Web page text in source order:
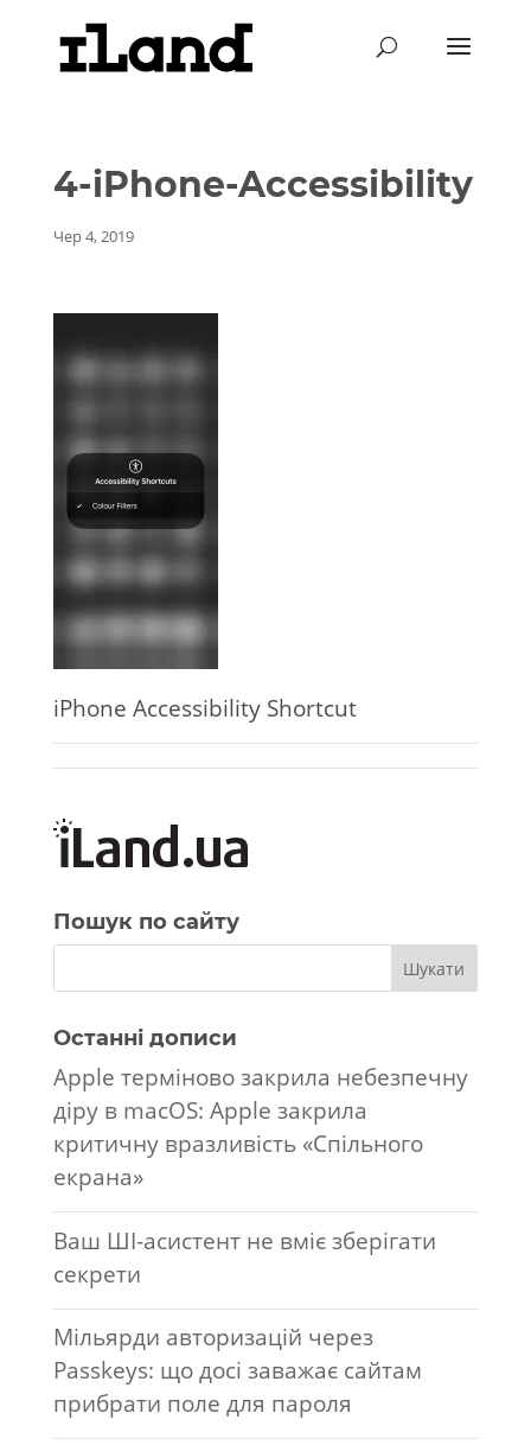
4-iPhone-Accessibility
Чер 4, 2019
iPhone Accessibility Shortcut
Пошук по сайту
Останні дописи
Apple терміново закрила небезпечну
діру в macOS: Apple закрила
критичну вразливість «Спільного
екрана»
Ваш ШІ-асистент не вміє зберігати
секрети
Мільярди авторизацій через
Passkeys: що досі заважає сайтам
прибрати поле для пароля